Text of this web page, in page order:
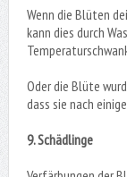
Wenn die Blüten
kann dies durch
Oder die Blüte
dass sie nach
9. Schädlinge